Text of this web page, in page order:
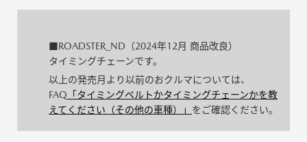
■ROADSTER_ND（2024年12月 商品改良）
タイミングチェーンです。
以上の発売月より以前のおクルマについては、
FAQ 「タイミングベルトかタイミングチェーンかを教
えてください（その他の車種）」 をご確認ください。